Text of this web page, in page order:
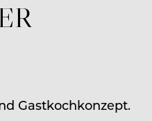
Gastkochkonzept.